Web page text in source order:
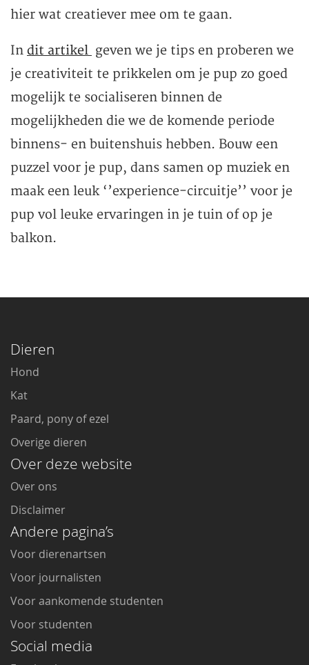
hier wat creatiever mee om te gaan.
In dit artikel geven we je tips en proberen we
je creativiteit te prikkelen om je pup zo goed
mogelijk te socialiseren binnen de
mogelijkheden die we de komende periode
binnens- en buitenshuis hebben. Bouw een
puzzel voor je pup, dans samen op muziek en
maak een leuk ‘’experience-circuitje’’ voor je
pup vol leuke ervaringen in je tuin of op je
balkon.
Dieren
Hond
Kat
Paard, pony of ezel
Overige dieren
Over deze website
Over ons
Disclaimer
Andere pagina’s
Voor dierenartsen
Voor journalisten
Voor aankomende studenten
Voor studenten
Social media